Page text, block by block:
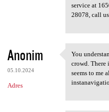
service at
28078, call
Anonim
05.10.2024
Adres
You
You
crowd. There
seems to me